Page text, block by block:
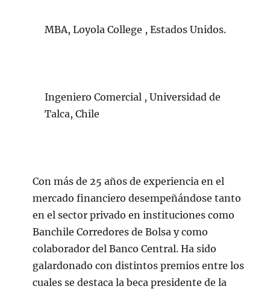
MBA, Loyola College , Estados Unidos.
Ingeniero Comercial , Universidad de
Talca, Chile
Con más de 25 años de experiencia en el
mercado financiero desempeñándose tanto
en el sector privado en instituciones como
Banchile Corredores de Bolsa y como
colaborador del Banco Central. Ha sido
galardonado con distintos premios entre los
cuales se destaca la beca presidente de la